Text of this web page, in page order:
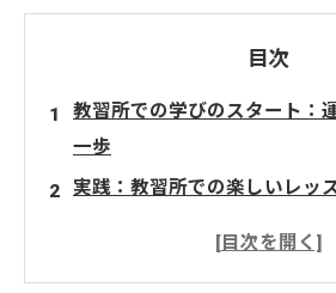
目次
教習所での学びのスタート：
一歩
実践：教習所での楽しいレッ
運転技術の向上：ドライブが